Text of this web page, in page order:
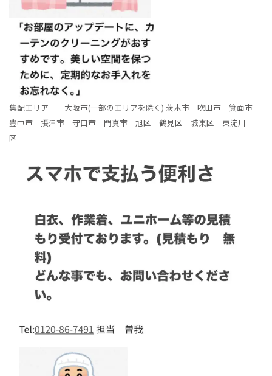
集配エリア 大阪市(一部のエリアを除く) 茨木市 吹田市 箕面市
豊中市 摂津市 守口市 門真市 旭区 鶴見区 城東区 東淀川
区